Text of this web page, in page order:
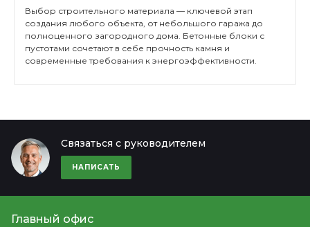
Выбор строительного материала — ключевой этап
создания любого объекта, от небольшого гаража до
полноценного загородного дома. Бетонные блоки с
пустотами сочетают в себе прочность камня и
современные требования к энергоэффективности.
Связаться с руководителем
НАПИСАТЬ
Главный офис